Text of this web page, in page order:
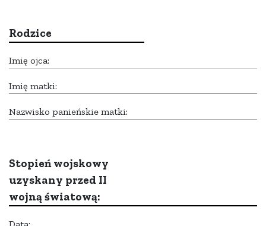
Rodzice
Imię ojca:
Imię matki:
Nazwisko panieńskie matki:
Stopień wojskowy
uzyskany przed II
wojną światową: